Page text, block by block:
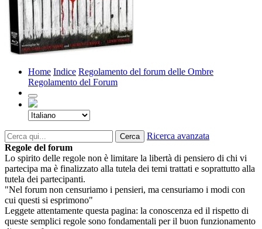
Home Indice Regolamento del forum delle Ombre
Regolamento del Forum
Cerca
Ricerca avanzata
Regole del forum
Lo spirito delle regole non è limitare la libertà di pensiero di chi vi
partecipa ma è finalizzato alla tutela dei temi trattati e soprattutto alla
tutela dei partecipanti.
"Nel forum non censuriamo i pensieri, ma censuriamo i modi con
cui questi si esprimono"
Leggete attentamente questa pagina: la conoscenza ed il rispetto di
queste semplici regole sono fondamentali per il buon funzionamento